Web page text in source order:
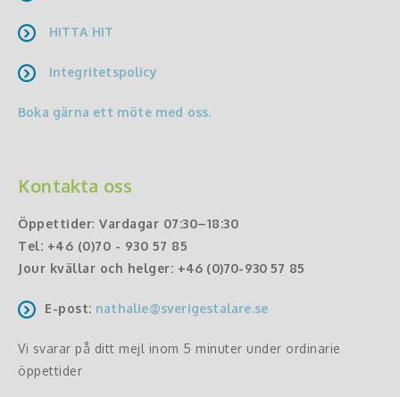
HITTA HIT
Integritetspolicy
Boka gärna ett möte med oss.
Kontakta oss
Öppettider: Vardagar 07:30–18:30
Tel: +46 (0)70 - 930 57 85
Jour kvällar och helger: +46 (0)70-930 57 85
E-post: nathalie@sverigestalare.se
Vi svarar på ditt mejl inom 5 minuter under ordinarie
öppettider